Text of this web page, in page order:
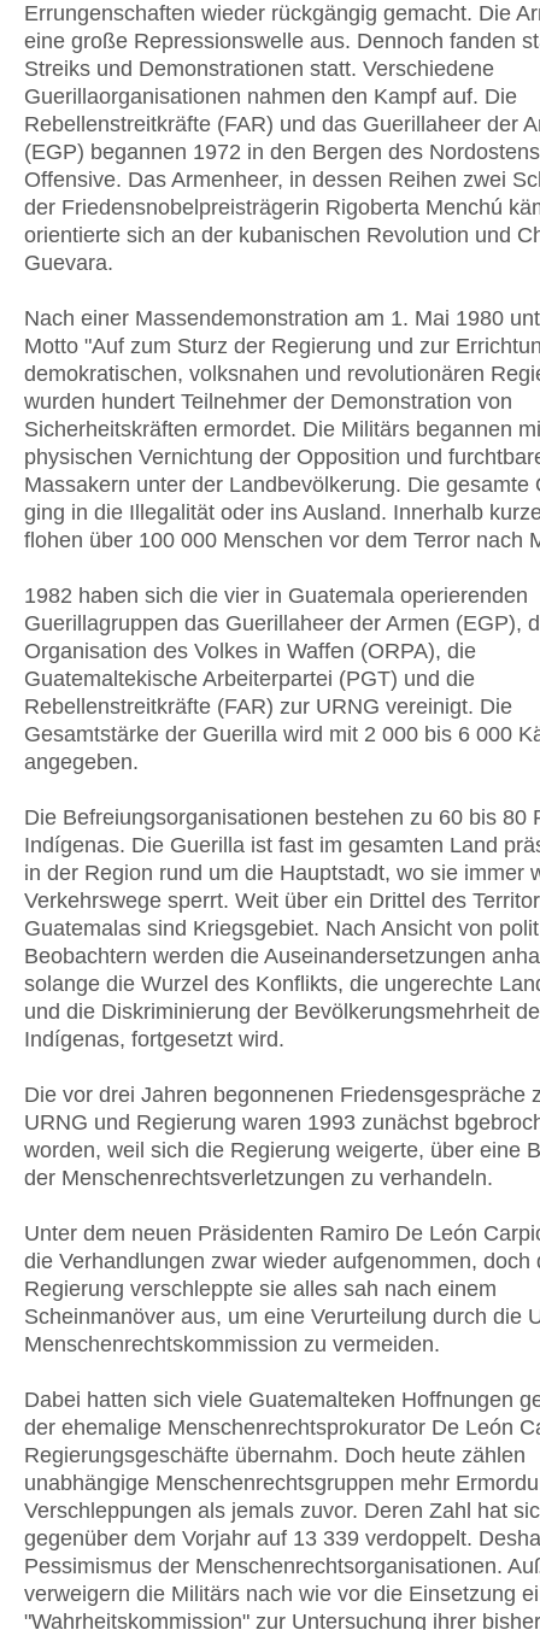
Errungenschaften wieder rückgängig gemacht. Die
eine große Repressionswelle aus. Dennoch fanden
Streiks und Demonstrationen statt. Verschiedene
Guerillaorganisationen nahmen den Kampf auf. Die
Rebellenstreitkräfte (FAR) und das Guerillaheer der
(EGP) begannen 1972 in den Bergen des
Offensive. Das Armenheer, in dessen Reihen zwei
der Friedensnobelpreisträgerin Rigoberta Menchú
orientierte sich an der kubanischen Revolution und
Guevara.
Nach einer Massendemonstration am 1. Mai 1980
Motto "Auf zum Sturz der Regierung und zur
demokratischen, volksnahen und revolutionären
wurden hundert Teilnehmer der Demonstration von
Sicherheitskräften ermordet. Die Militärs begannen
physischen Vernichtung der Opposition und
Massakern unter der Landbevölkerung. Die gesamte
ging in die Illegalität oder ins Ausland. Innerhalb
flohen über 100 000 Menschen vor dem Terror nach
1982 haben sich die vier in Guatemala operierenden
Guerillagruppen das Guerillaheer der Armen (EGP),
Organisation des Volkes in Waffen (ORPA), die
Guatemaltekische Arbeiterpartei (PGT) und die
Rebellenstreitkräfte (FAR) zur URNG vereinigt. Die
Gesamtstärke der Guerilla wird mit 2 000 bis 6 000
angegeben.
Die Befreiungsorganisationen bestehen zu 60 bis 80
Indígenas. Die Guerilla ist fast im gesamten Land
in der Region rund um die Hauptstadt, wo sie immer
Verkehrswege sperrt. Weit über ein Drittel des
Guatemalas sind Kriegsgebiet. Nach Ansicht von
Beobachtern werden die Auseinandersetzungen
solange die Wurzel des Konflikts, die ungerechte
und die Diskriminierung der Bevölkerungsmehrheit
Indígenas, fortgesetzt wird.
Die vor drei Jahren begonnenen Friedensgespräche
URNG und Regierung waren 1993 zunächst
worden, weil sich die Regierung weigerte, über eine
der Menschenrechtsverletzungen zu verhandeln.
Unter dem neuen Präsidenten Ramiro De León
die Verhandlungen zwar wieder aufgenommen, doch
Regierung verschleppte sie alles sah nach einem
Scheinmanöver aus, um eine Verurteilung durch die
Menschenrechtskommission zu vermeiden.
Dabei hatten sich viele Guatemalteken Hoffnungen
der ehemalige Menschenrechtsprokurator De León
Regierungsgeschäfte übernahm. Doch heute zählen
unabhängige Menschenrechtsgruppen mehr
Verschleppungen als jemals zuvor. Deren Zahl hat
gegenüber dem Vorjahr auf 13 339 verdoppelt.
Pessimismus der Menschenrechtsorganisationen.
verweigern die Militärs nach wie vor die Einsetzung
"Wahrheitskommission" zur Untersuchung ihrer